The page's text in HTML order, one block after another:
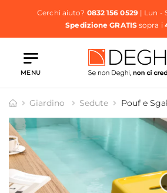
Cerchi aiuto? 0832 156 0529| Lun -
Spedizione GRATISsopra i
MENU
Giardino Sedute Pouf e